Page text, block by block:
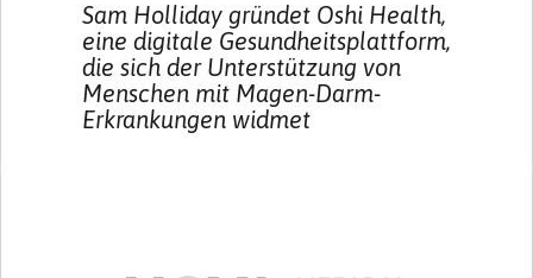
Sam Holliday gründet Oshi Health,
eine digitale Gesundheitsplattform,
die sich der Unterstützung von
Menschen mit Magen-Darm-
Erkrankungen widmet